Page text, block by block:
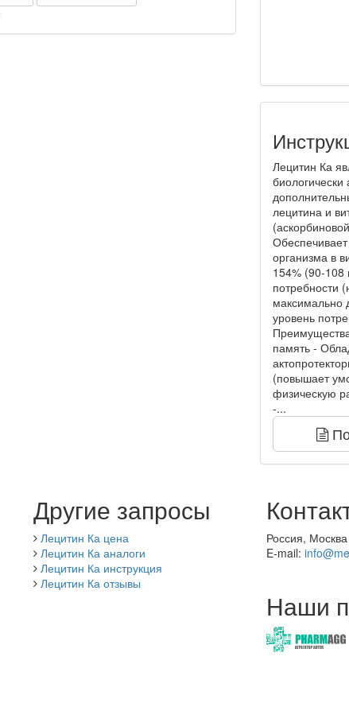
Лецитин Ка
биологически
лецитина и
организма в
154% (90-108
потребности
максимально
уровень
память -
(повышает
физическую
-...
Другие запросы
Лецитин Ка цена
Лецитин Ка аналоги
Лецитин Ка инструкция
Лецитин Ка отзывы
Россия, Москва
E-mail:
Наши